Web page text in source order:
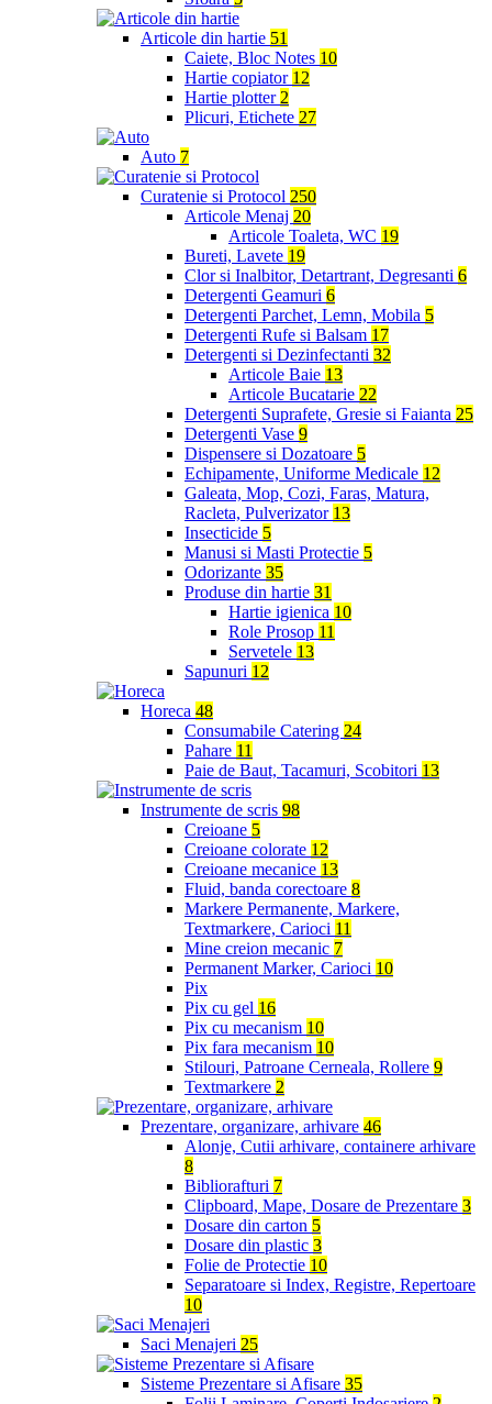
Articole din hartie 51
Caiete, Bloc Notes 10
Hartie copiator 12
Hartie plotter 2
Plicuri, Etichete 27
Auto 7
Curatenie si Protocol 250
Articole Menaj 20
Articole Toaleta, WC 19
Bureti, Lavete 19
Clor si Inalbitor, Detartrant, Degresanti 6
Detergenti Geamuri 6
Detergenti Parchet, Lemn, Mobila 5
Detergenti Rufe si Balsam 17
Detergenti si Dezinfectanti 32
Articole Baie 13
Articole Bucatarie 22
Detergenti Suprafete, Gresie si Faianta 25
Detergenti Vase 9
Dispensere si Dozatoare 5
Echipamente, Uniforme Medicale 12
Galeata, Mop, Cozi, Faras, Matura,
Racleta, Pulverizator 13
Insecticide 5
Manusi si Masti Protectie 5
Odorizante 35
Produse din hartie 31
Hartie igienica 10
Role Prosop 11
Servetele 13
Sapunuri 12
Horeca 48
Consumabile Catering 24
Pahare 11
Paie de Baut, Tacamuri, Scobitori 13
Instrumente de scris 98
Creioane 5
Creioane colorate 12
Creioane mecanice 13
Fluid, banda corectoare 8
Markere Permanente, Markere,
Textmarkere, Carioci 11
Mine creion mecanic 7
Permanent Marker, Carioci 10
Pix
Pix cu gel 16
Pix cu mecanism 10
Pix fara mecanism 10
Stilouri, Patroane Cerneala, Rollere 9
Textmarkere 2
Prezentare, organizare, arhivare 46
Alonje, Cutii arhivare, containere arhivare
8
Bibliorafturi 7
Clipboard, Mape, Dosare de Prezentare 3
Dosare din carton 5
Dosare din plastic 3
Folie de Protectie 10
Separatoare si Index, Registre, Repertoare
10
Saci Menajeri 25
Sisteme Prezentare si Afisare 35